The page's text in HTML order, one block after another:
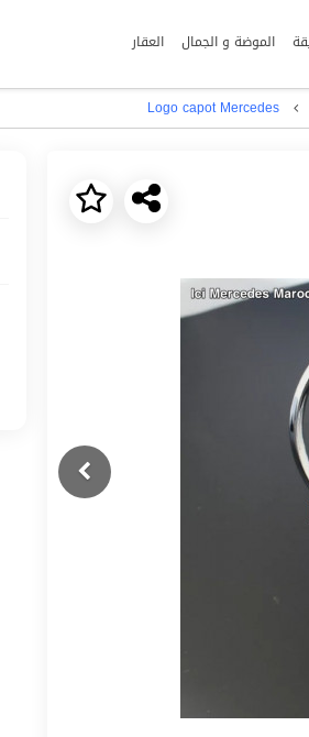
الموضة و الجمال العقار
Logo capot Mercedes
Next